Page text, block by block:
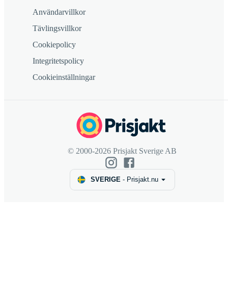
Användarvillkor
Tävlingsvillkor
Cookiepolicy
Integritetspolicy
Cookieinställningar
© 2000-2026 Prisjakt Sverige AB
SVERIGE- Prisjakt.nu